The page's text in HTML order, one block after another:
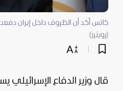
كاتس أكد أن الظروف داخل إيران
(رويترز)
قال وزير الدفاع الإسرائيلي